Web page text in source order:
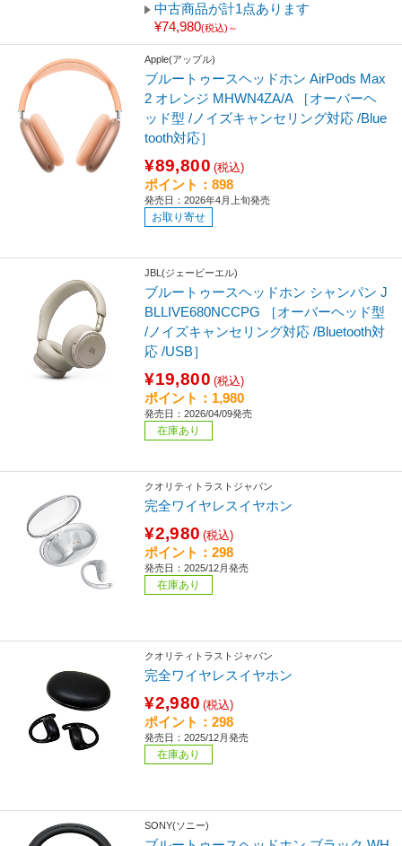
中古商品が計1点あります
¥74,980(税込)～
Apple(アップル)
ブルートゥースヘッドホン AirPods Max
2 オレンジ MHWN4ZA/A ［オーバーヘ
ッド型 /ノイズキャンセリング対応 /Blue
tooth対応］
¥89,800 (税込)
ポイント：898
発売日：2026年4月上旬発売
お取り寄せ
JBL(ジェービーエル)
ブルートゥースヘッドホン シャンパン J
BLLIVE680NCCPG ［オーバーヘッド型
/ノイズキャンセリング対応 /Bluetooth対
応 /USB］
¥19,800 (税込)
ポイント：1,980
発売日：2026/04/09発売
在庫あり
クオリティトラストジャパン
完全ワイヤレスイヤホン
¥2,980 (税込)
ポイント：298
発売日：2025/12月発売
在庫あり
クオリティトラストジャパン
完全ワイヤレスイヤホン
¥2,980 (税込)
ポイント：298
発売日：2025/12月発売
在庫あり
SONY(ソニー)